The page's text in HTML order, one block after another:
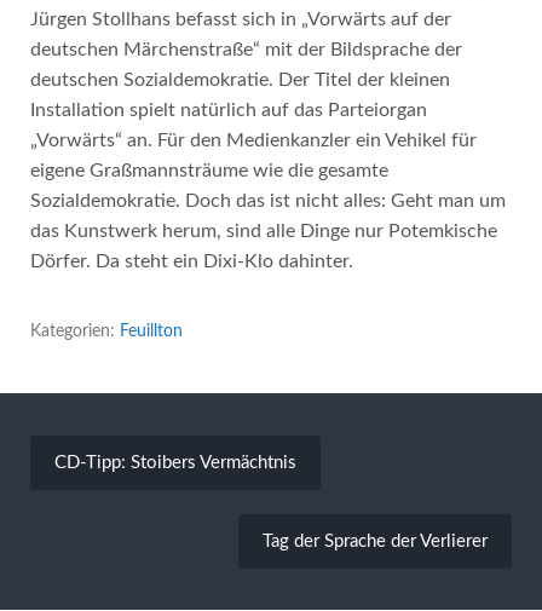
Jürgen Stollhans befasst sich in „Vorwärts auf der
deutschen Märchenstraße“ mit der Bildsprache der
deutschen Sozialdemokratie. Der Titel der kleinen
Installation spielt natürlich auf das Parteiorgan
„Vorwärts“ an. Für den Medienkanzler ein Vehikel für
eigene Graßmannsträume wie die gesamte
Sozialdemokratie. Doch das ist nicht alles: Geht man um
das Kunstwerk herum, sind alle Dinge nur Potemkische
Dörfer. Da steht ein Dixi-Klo dahinter.
Kategorien: Feuillton
CD-Tipp: Stoibers Vermächtnis
Tag der Sprache der Verlierer